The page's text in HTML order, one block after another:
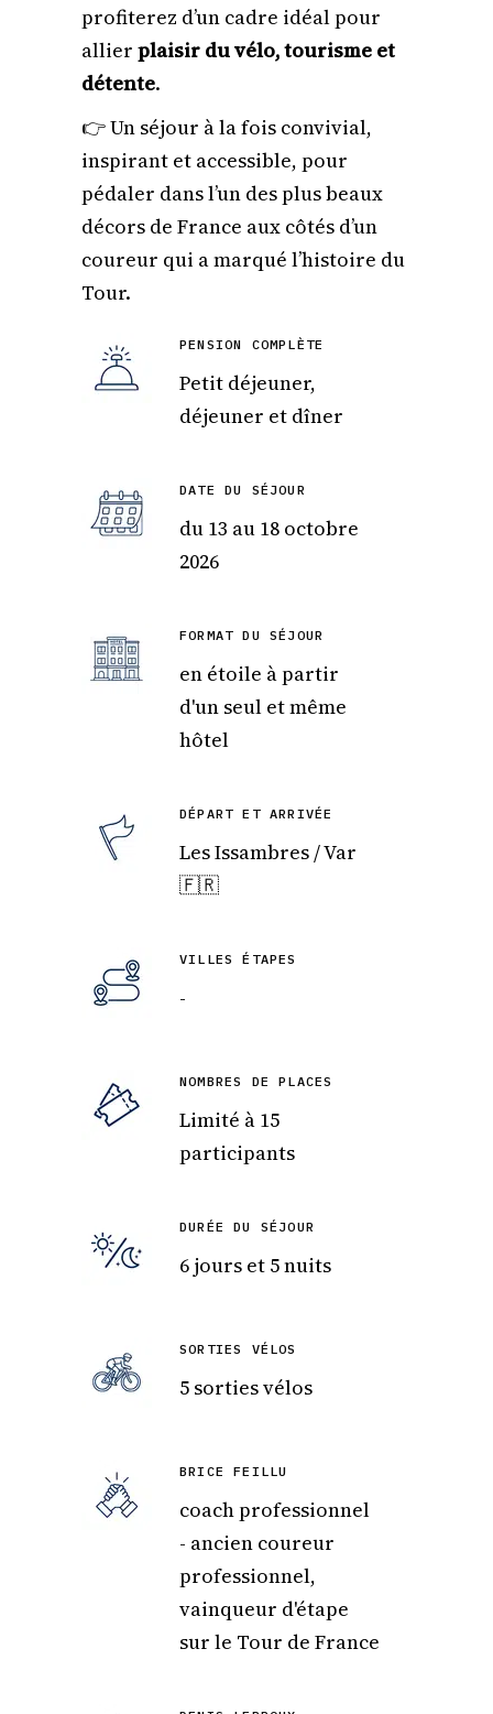
profiterez d’un cadre idéal pour
allier plaisir du vélo, tourisme et
détente.
👉 Un séjour à la fois convivial,
inspirant et accessible, pour
pédaler dans l’un des plus beaux
décors de France aux côtés d’un
coureur qui a marqué l’histoire du
Tour.
PENSION COMPLÈTE
Petit déjeuner,
déjeuner et dîner
DATE DU SÉJOUR
du 13 au 18 octobre
2026
FORMAT DU SÉJOUR
en étoile à partir
d'un seul et même
hôtel
DÉPART ET ARRIVÉE
Les Issambres / Var
🇫🇷
VILLES ÉTAPES
-
NOMBRES DE PLACES
Limité à 15
participants
DURÉE DU SÉJOUR
6 jours et 5 nuits
SORTIES VÉLOS
5 sorties vélos
BRICE FEILLU
coach professionnel
- ancien coureur
professionnel,
vainqueur d'étape
sur le Tour de France